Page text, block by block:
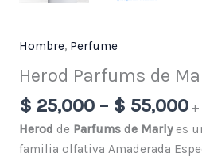
Hombre, Perfume
Herod Parfums de
$ 25,000 – $ 55,000 +
Herod de Parfums de Marlyes
familia olfativa Amaderada